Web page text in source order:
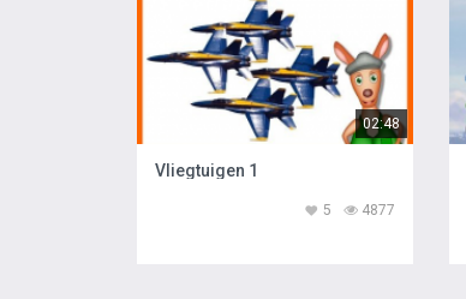
02:48
Vliegtuigen 1
4877
5